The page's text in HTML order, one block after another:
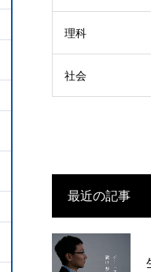
理科
社会
最近の記事